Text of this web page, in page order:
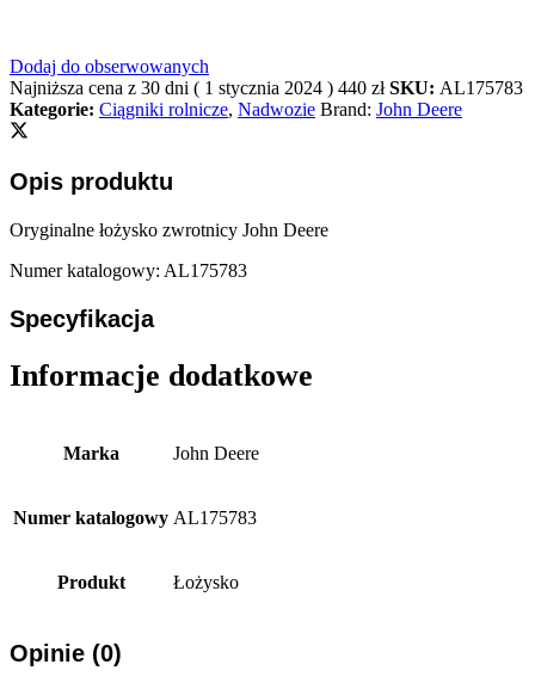
Dodaj do obserwowanych
Najniższa cena z 30 dni ( 1 stycznia 2024 ) 440 zł SKU: AL175783
Kategorie: Ciągniki rolnicze, Nadwozie Brand: John Deere
Opis produktu
Oryginalne łożysko zwrotnicy John Deere
Numer katalogowy: AL175783
Specyfikacja
Informacje dodatkowe
Marka John Deere
Numer katalogowy AL175783
Produkt Łożysko
Opinie (0)